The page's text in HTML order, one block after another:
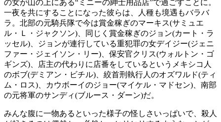
の女が山の上にある“ミニーの紳士用品店”で過ごすことに。
一夜を共にすることになった彼らは、人種も境遇もバラバ
ラ。北部の元騎兵隊で今は賞金稼ぎのマーキス(サミュエ
ル・Ｌ・ジャクソン)、同じく賞金稼ぎのジョン(カート・ラ
ッセル)、ジョンが連行している重犯罪の女デイジー(ジェニ
ファー・ジェイソン・リー)、保安官クリス(ウォルトン・ゴ
ギンズ)、店主の代わりに店番をしているというメキシコ人
のボブ(デミアン・ビチル)、絞首刑執行人のオズワルド(ティ
ム・ロス)、カウボーイのジョー(マイケル・マドセン)、南部
の元将軍のサンディ(ブルース・ダーン)だ。
みんな腹に一物あるといった様子の怪しさいっぱいで、殺人